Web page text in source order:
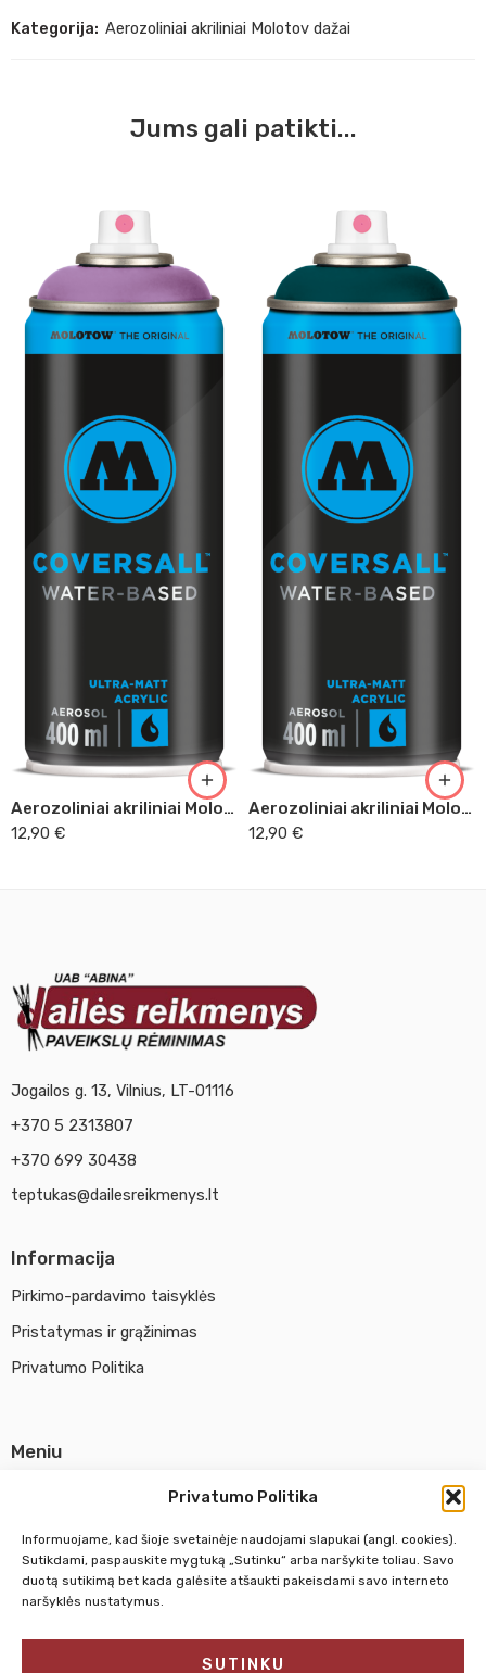
Privatumo Politika
Informuojame, kad šioje svetainėje naudojami slapukai (angl. cookies).
Sutikdami, paspauskite mygtuką „Sutinku“ arba naršykite toliau. Savo
duotą sutikimą bet kada galėsite atšaukti pakeisdami savo interneto
naršyklės nustatymus.
SUTINKU
Kategorija: Aerozoliniai akriliniai Molotov dažai
Jums gali patikti...
Aerozoliniai akriliniai Molotov alyvų 201
12,90 €
Aerozoliniai akriliniai Molotov turkų mėlyna 156
12,90 €
Jogailos g. 13, Vilnius, LT-01116
+370 5 2313807
+370 699 30438
teptukas@dailesreikmenys.lt
Informacija
Pirkimo-pardavimo taisyklės
Pristatymas ir grąžinimas
Privatumo Politika
Meniu
Susisiekti su mumis